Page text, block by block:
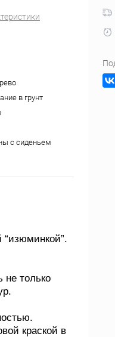
в грунт
с сиденьем
только
краской в